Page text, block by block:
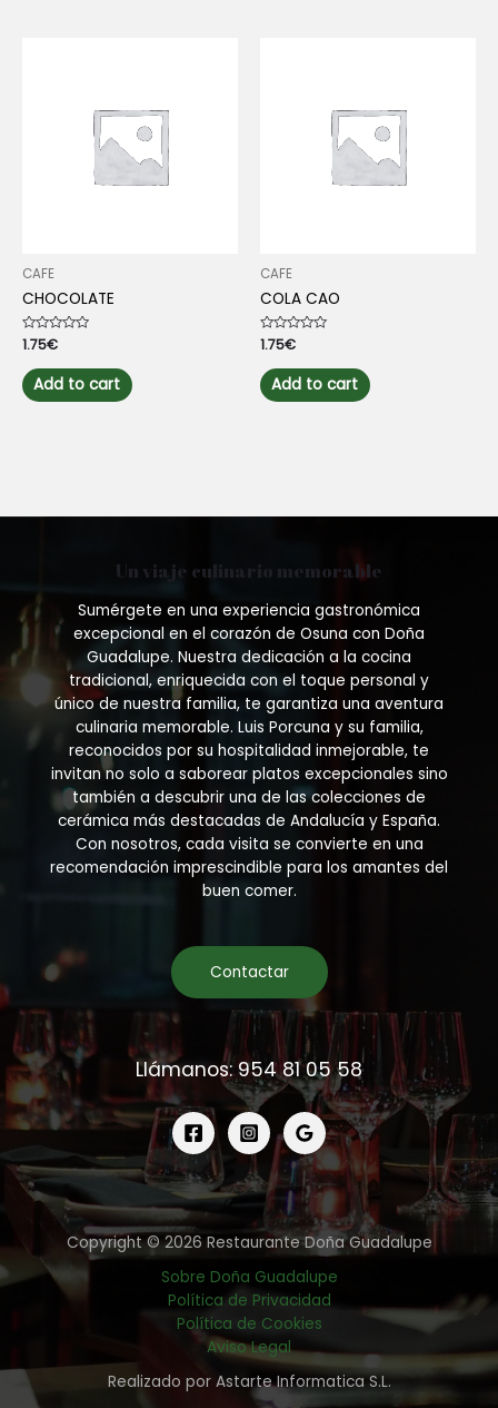
CAFE
CHOCOLATE
Rated
0
out
of
5
1.75€
Add to cart
CAFE
COLA CAO
Rated
0
out
of
5
1.75€
Add to cart
Un viaje culinario memorable
Sumérgete en una experiencia gastronómica
excepcional en el corazón de Osuna con Doña
Guadalupe. Nuestra dedicación a la cocina
tradicional, enriquecida con el toque personal y
único de nuestra familia, te garantiza una aventura
culinaria memorable. Luis Porcuna y su familia,
reconocidos por su hospitalidad inmejorable, te
invitan no solo a saborear platos excepcionales sino
también a descubrir una de las colecciones de
cerámica más destacadas de Andalucía y España.
Con nosotros, cada visita se convierte en una
recomendación imprescindible para los amantes del
buen comer.
Contactar
Llámanos: 954 81 05 58
Copyright © 2026 Restaurante Doña Guadalupe
Sobre Doña Guadalupe
Política de Privacidad
Política de Cookies
Aviso Legal
Realizado por Astarte Informatica S.L.